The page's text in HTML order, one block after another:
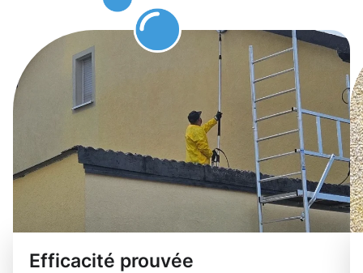
Efficacité prouvée